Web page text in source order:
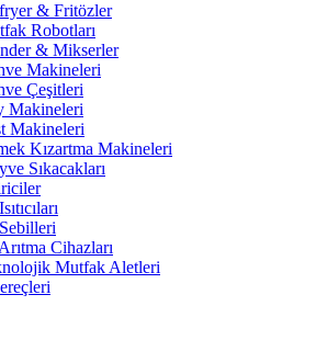
& Fritözler
Robotları
& Mikserler
Makineleri
Çeşitleri
Makineleri
Makineleri
Kızartma Makineleri
Sıkacakları
Cihazları
Mutfak Aletleri